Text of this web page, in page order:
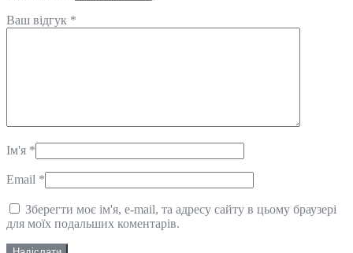
Ваш відгук *
Ім'я *
Email *
Зберегти моє ім'я, e-mail, та адресу сайту в цьому браузері
для моїх подальших коментарів.